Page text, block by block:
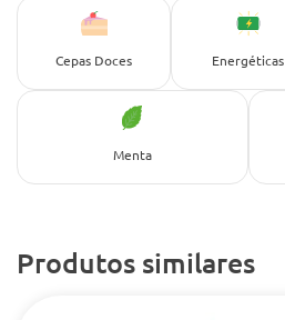
Cepas Doces Energéticas
Menta
Produtos similares